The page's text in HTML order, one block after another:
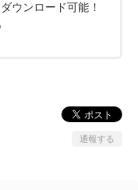
ウンロード可能！
通報する